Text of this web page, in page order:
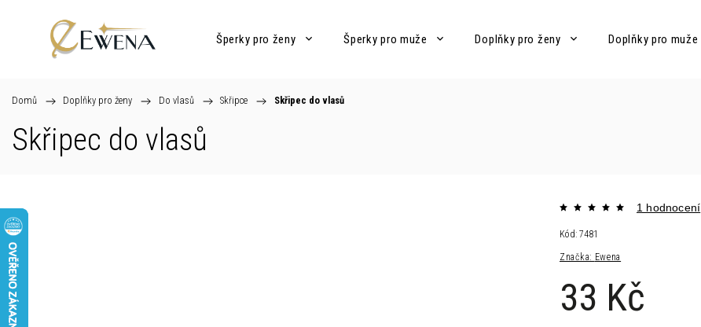
Šperky pro ženy Šperky pro muže Doplňky pro ženy Doplňky pro muže
Domů / Doplňky pro ženy / Do vlasů / Skřipce / Skřipec do vlasů
Skřipec do vlasů
Značka: Ewena
1 hodnocení
33 Kč
Kód: 7481